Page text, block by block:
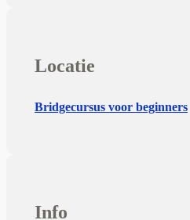
Locatie
Bridgecursus voor beginners
Info